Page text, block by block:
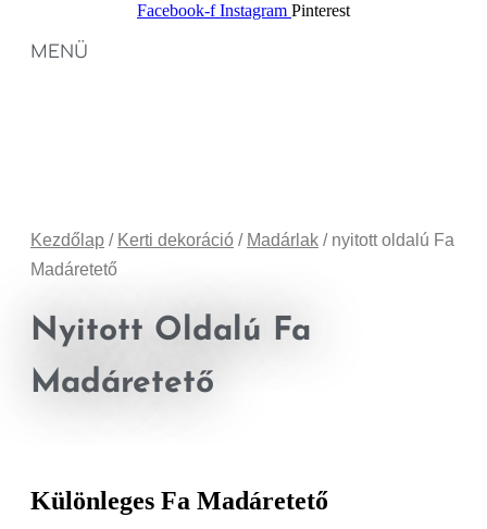
Facebook-f Instagram Pinterest
MENÜ
Kezdőlap / Kerti dekoráció / Madárlak / nyitott oldalú Fa
Madáretető
Nyitott Oldalú Fa
Madáretető
Különleges Fa Madáretető